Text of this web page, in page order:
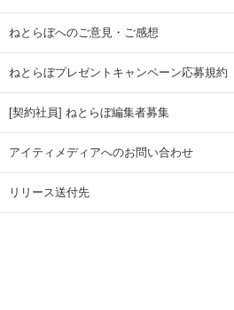
ねとらぼへのご意見・ご感想
ねとらぼプレゼントキャンペーン応募規約
[契約社員] ねとらぼ編集者募集
アイティメディアへのお問い合わせ
リリース送付先